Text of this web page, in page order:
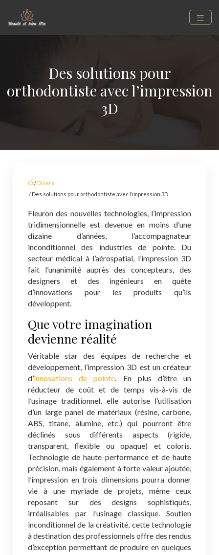
Des solutions pour
orthodontiste avec l’impression
3D
/ Divers
/ Des solutions pour orthodontiste avec l’impression 3D
Fleuron des nouvelles technologies, l’impression
tridimensionnelle est devenue en moins d’une
dizaine d’années, l’accompagnateur
inconditionnel des industries de pointe. Du
secteur médical à l’aérospatial, l’impression 3D
fait l’unanimité auprès des concepteurs, des
designers et des ingénieurs en quête
d’innovations pour les produits qu’ils
développent.
Que votre imagination
devienne réalité
Véritable star des équipes de recherche et
développement, l’impression 3D est un créateur
d’innovations de pointe. En plus d’être un
réducteur de coût et de temps vis-à-vis de
l’usinage traditionnel, elle autorise l’utilisation
d’un large panel de matériaux (résine, carbone,
ABS, titane, alumine, etc.) qui pourront être
déclinés sous différents aspects (rigide,
transparent, flexible ou opaque) et coloris.
Technologie de haute performance et de haute
précision, mais également à forte valeur ajoutée,
l’impression en trois dimensions pourra donner
vie à une myriade de projets, même ceux
reposant sur des designs sophistiqués,
irréalisables par l’usinage classique. Soutien
inconditionnel de la créativité, cette technologie
à destination des professionnels offre des rendus
d’exception permettant de produire en quelques